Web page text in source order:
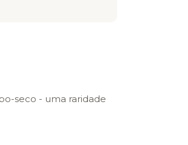
seco - uma raridade